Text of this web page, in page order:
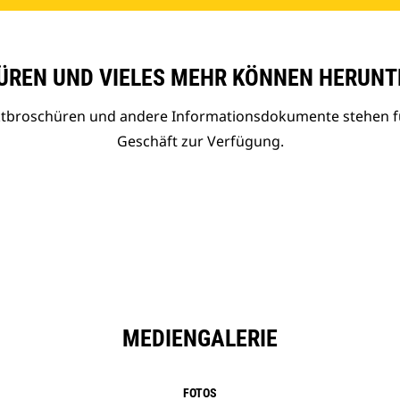
UND VIELES MEHR KÖNNEN
und andere Informationsdokumente stehen
Geschäft zur Verfügung.
MEDIENGALERIE
FOTOS